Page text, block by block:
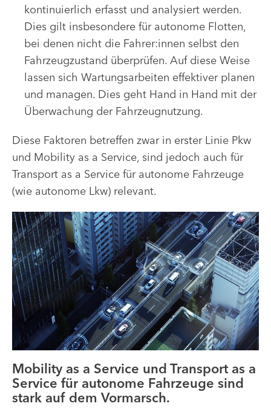
kontinuierlich erfasst und analysiert werden.
Dies gilt insbesondere für autonome Flotten,
bei denen nicht die Fahrer:innen selbst den
Fahrzeugzustand überprüfen. Auf diese Weise
lassen sich Wartungsarbeiten effektiver planen
und managen. Dies geht Hand in Hand mit der
Überwachung der Fahrzeugnutzung.
Diese Faktoren betreffen zwar in erster Linie Pkw
und Mobility as a Service, sind jedoch auch für
Transport as a Service für autonome Fahrzeuge
(wie autonome Lkw) relevant.
Mobility as a Service und Transport as a
Service für autonome Fahrzeuge sind
stark auf dem Vormarsch.